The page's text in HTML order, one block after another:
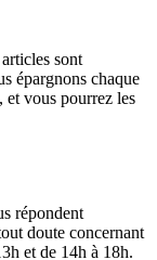
sont
épargnons chaque
et vous pourrez les
répondent
doute concernant
et de 14h à 18h.